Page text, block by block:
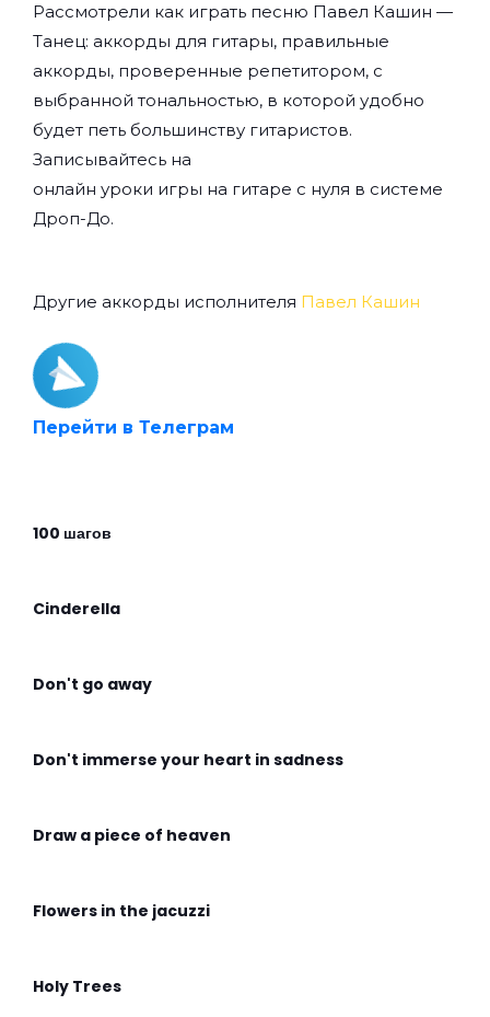
Рассмотрели как играть песню Павел Кашин —
Танец: аккорды для гитары, правильные
аккорды, проверенные репетитором, с
выбранной тональностью, в которой удобно
будет петь большинству гитаристов.
Записывайтесь на
онлайн уроки игры на гитаре с нуля в системе
Дроп-До.
Другие аккорды исполнителя Павел Кашин
Перейти в Телеграм
100 шагов
Cinderella
Don't go away
Don't immerse your heart in sadness
Draw a piece of heaven
Flowers in the jacuzzi
Holy Trees